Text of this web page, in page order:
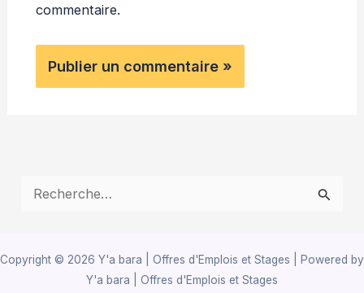
commentaire.
h
Copyright © 2026 Y'a bara | Offres d'Emplois et Stages | Powered by
Y'a bara | Offres d'Emplois et Stages